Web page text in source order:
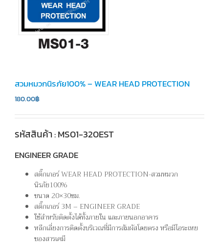
สวมหมวกนิรภัย100% – WEAR HEAD PROTECTION
180.00฿
รหัสสินค้า : MS01-320EST
ENGINEER GRADE
สติ๊กเกอร์ WEAR HEAD PROTECTION-สวมหมวก
นิรภัย100%
ขนาด 20×30ซม.
สติ๊กเกอร์ 3M – ENGINEER GRADE
ใช้สำหรับติดตั้งได้ทั้งภายใน และภายนอกอาคาร
หลีกเลี่ยงการติดตั้งบริเวณที่มีการสัมผัสโดยตรง หรือมีไอระเหย
ของสารเคมี